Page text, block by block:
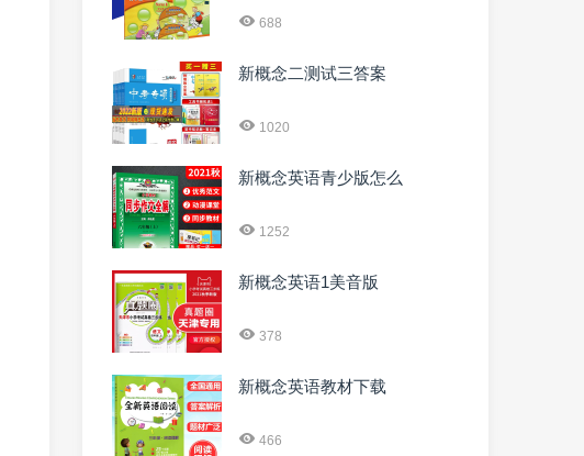
688
新概念二测试三答案
1020
新概念英语青少版怎么
1252
新概念英语1美音版
378
新概念英语教材下载
466